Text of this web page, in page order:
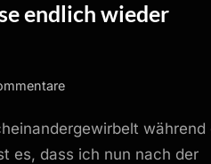
endlich wieder
zu
564
Tagen
während
es, dass ich nun nach der